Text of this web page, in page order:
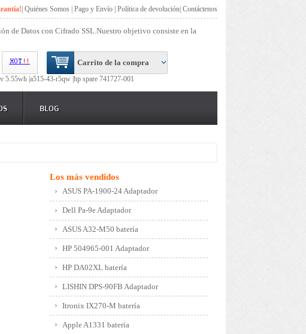
|Quiénes Somos |Pago y Envío |Política de devolución |Contáctenos
de Datos con Cifrado SSL.Nuestro objetivo consiste en la
Carrito de la compra
5.55wh | a515-43-r5qw | hp spare 741727-001
BLOG
Los más vendidos
ASUS PA-1900-24 Adaptador
Dell Pa-9e Adaptador
ASUS A32-M50 batería
HP 504965-001 Adaptador
HP DA02XL batería
LISHIN DPS-90FB Adaptador
Itronix IX270-M batería
Apple A1331 batería